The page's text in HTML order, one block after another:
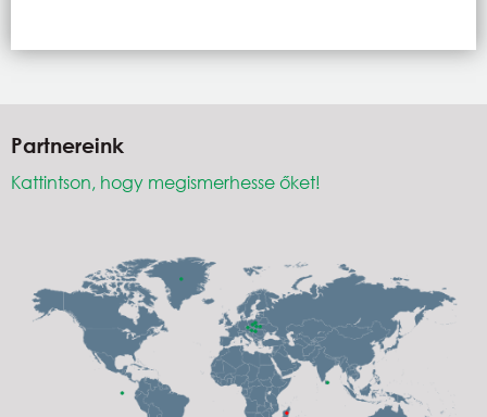
Partnereink
Kattintson, hogy megismerhesse őket!